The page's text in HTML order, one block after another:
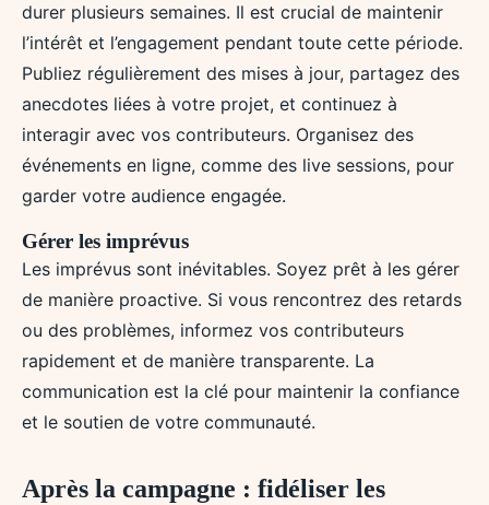
durer plusieurs semaines. Il est crucial de maintenir
l’intérêt et l’engagement pendant toute cette période.
Publiez régulièrement des mises à jour, partagez des
anecdotes liées à votre projet, et continuez à
interagir avec vos contributeurs. Organisez des
événements en ligne, comme des live sessions, pour
garder votre audience engagée.
Gérer les imprévus
Les imprévus sont inévitables. Soyez prêt à les gérer
de manière proactive. Si vous rencontrez des retards
ou des problèmes, informez vos contributeurs
rapidement et de manière transparente. La
communication est la clé pour maintenir la confiance
et le soutien de votre communauté.
Après la campagne : fidéliser les